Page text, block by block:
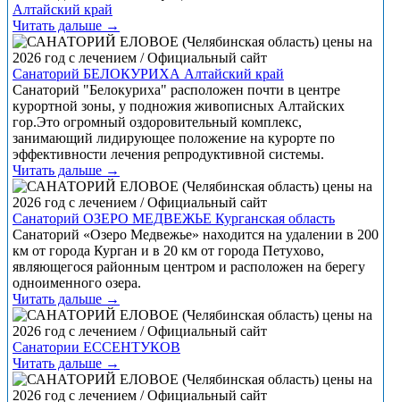
Алтайский край
Читать дальше →
Санаторий БЕЛОКУРИХА Алтайский край
Санаторий "Белокуриха" расположен почти в центре
курортной зоны, у подножия живописных Алтайских
гор.Это огромный оздоровительный комплекс,
занимающий лидирующее положение на курорте по
эффективности лечения репродуктивной системы.
Читать дальше →
Санаторий ОЗЕРО МЕДВЕЖЬЕ Курганская область
Санаторий «Озеро Медвежье» находится на удалении в 200
км от города Курган и в 20 км от города Петухово,
являющегося районным центром и расположен на берегу
одноименного озера.
Читать дальше →
Санатории ЕССЕНТУКОВ
Читать дальше →